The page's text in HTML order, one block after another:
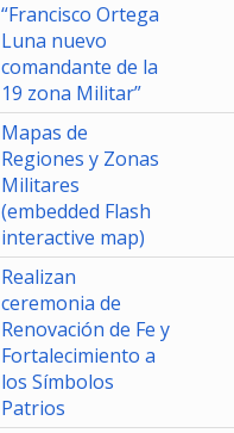
“Francisco Ortega
Luna nuevo
comandante de la
19 zona Militar”
Mapas de
Regiones y Zonas
Militares
(embedded Flash
interactive map)
Realizan
ceremonia de
Renovación de Fe y
Fortalecimiento a
los Símbolos
Patrios